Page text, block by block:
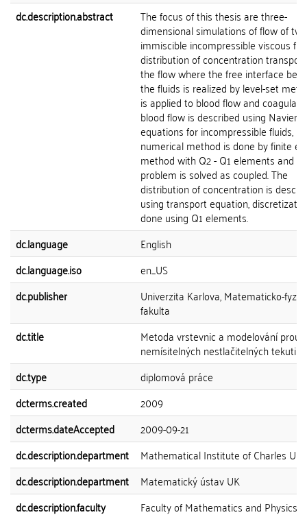
dc.description.abstract
The focus of this thesis are three-
dimensional simulations of flow of two
immiscible incompressible viscous
distribution of concentration
the flow where the free interface
the fluids is realized by level-set
is applied to blood flow and
blood flow is described using Navier-
equations for incompressible fluids,
numerical method is done by finite
method with Q2 - Q1 elements and
problem is solved as coupled. The
distribution of concentration is
using transport equation,
done using Q1 elements.
dc.language
English
dc.language.iso
en_US
dc.publisher
Univerzita Karlova, Matematicko-
fakulta
dc.title
Metoda vrstevnic a modelování
nemísitelných nestlačitelných tekutin
dc.type
diplomová práce
dcterms.created
2009
dcterms.dateAccepted
2009-09-21
dc.description.department
Mathematical Institute of Charles
dc.description.department
Matematický ústav UK
dc.description.faculty
Faculty of Mathematics and Physics